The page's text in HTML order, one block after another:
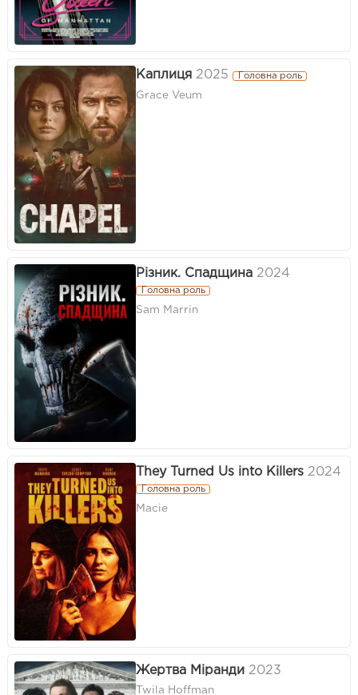
Каплиця 2025 Головна роль
Grace Veum
Різник. Спадщина 2024
Головна роль
Sam Marrin
They Turned Us into Killers 2024
Головна роль
Macie
Жертва Міранди 2023
Twila Hoffman